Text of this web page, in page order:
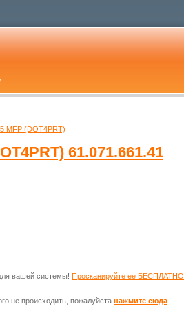
MFP (DOT4PRT)
61.071.661.41
вашей системы! Просканируйте ее БЕСПЛАТНО.
не происходить, пожалуйста нажмите сюда